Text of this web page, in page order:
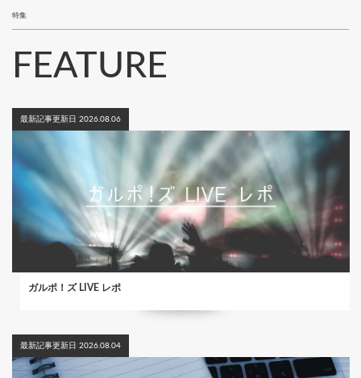
特集
FEATURE
最新記事更新日 2026.08.06
ガルポ！ズ LIVE レポ
最新記事更新日 2026.08.04